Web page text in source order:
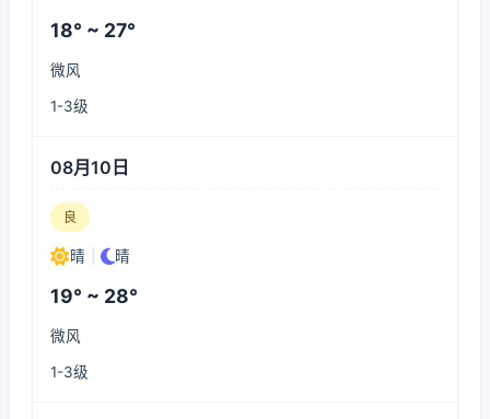
18° ~ 27°
微风
1-3级
08月10日
良
晴 晴
19° ~ 28°
微风
1-3级